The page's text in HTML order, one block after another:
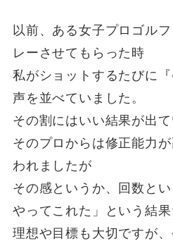
以前、ある女子プロゴル
レーさせてもらった時
私がショットするたびに
声を並べていました。
その割にはいい結果が出て
そのプロからは修正能力
われましたが
その感というか、回数と
やってこれた」という結果
理想や目標も大切ですが